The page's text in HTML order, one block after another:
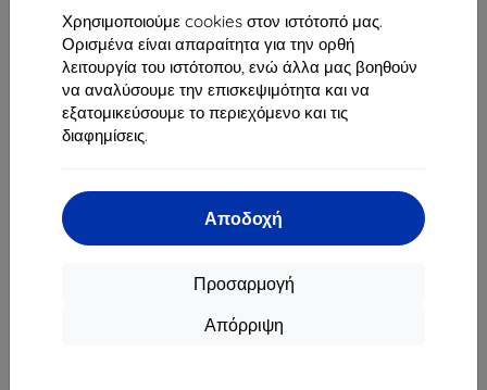
Χρησιμοποιούμε cookies στον ιστότοπό μας.
Ορισμένα είναι απαραίτητα για την ορθή
λειτουργία του ιστότοπου, ενώ άλλα μας βοηθούν
να αναλύσουμε την επισκεψιμότητα και να
εξατομικεύσουμε το περιεχόμενο και τις
διαφημίσεις.
Αποδοχή
Προσαρμογή
Απόρριψη
Διαθέσιμο > 5 τεμ
1